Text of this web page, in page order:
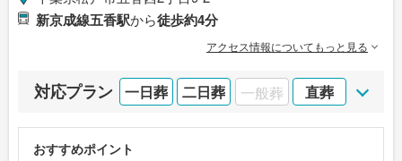
新京成線五香駅から徒歩約4分
アクセス情報についてもっと見る
対応プラン 一日葬 二日葬 一般葬 直葬
おすすめポイント